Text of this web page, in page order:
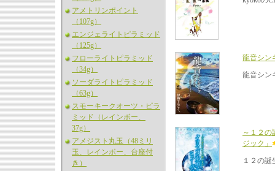
アメトリンポイント
（107g）
エンジェライトピラミッド
（125g）
フローライトピラミッド
（34g）
ソーダライトピラミッド
（63g）
スモーキークオーツ・ピラ
ミッド（レインボー、
37g）
アメジスト丸玉（48ミリ
玉、レインボー、台座付
き）
龍音シン
龍音シン
～１２の
ジック」
１２の